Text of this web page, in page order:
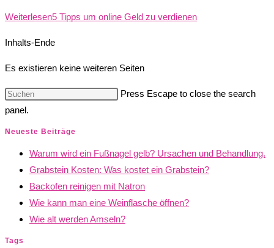
Weiterlesen5 Tipps um online Geld zu verdienen
Inhalts-Ende
Es existieren keine weiteren Seiten
Press Escape to close the search
panel.
Neueste Beiträge
Warum wird ein Fußnagel gelb? Ursachen und Behandlung.
Grabstein Kosten: Was kostet ein Grabstein?
Backofen reinigen mit Natron
Wie kann man eine Weinflasche öffnen?
Wie alt werden Amseln?
Tags